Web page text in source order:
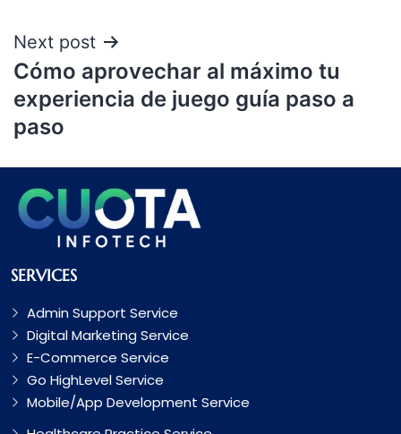
Next post
Cómo aprovechar al máximo tu
experiencia de juego guía paso a
paso
SERVICES
Admin Support Service
Digital Marketing Service
E-Commerce Service
Go HighLevel Service
Mobile/App Development Service